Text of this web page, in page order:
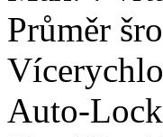
Průměr
Auto-